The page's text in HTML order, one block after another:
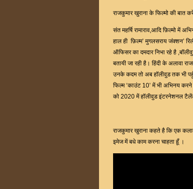
राजकुमार खुराना के फिल्मो की बात
संत महर्षि रामाराव,आदि फ़िल्मो में
हाल ही फ़िल्म’ मुगलसराय जंक्शन’
ऑफिसर का दमदार निभा रहे है
बतायी जा रही है। हिंदी के अलावा
उनके कदम तो अब हॉलीवुड तक भी
फिल्म ‘काउंट 10’ में भी अभिनय करने
को 2020 में हॉलीवुड इंटरनेशनल
राजकुमार खुराना कहते है कि एक
इमेज में बधे काम करना चाहता हूँ ।